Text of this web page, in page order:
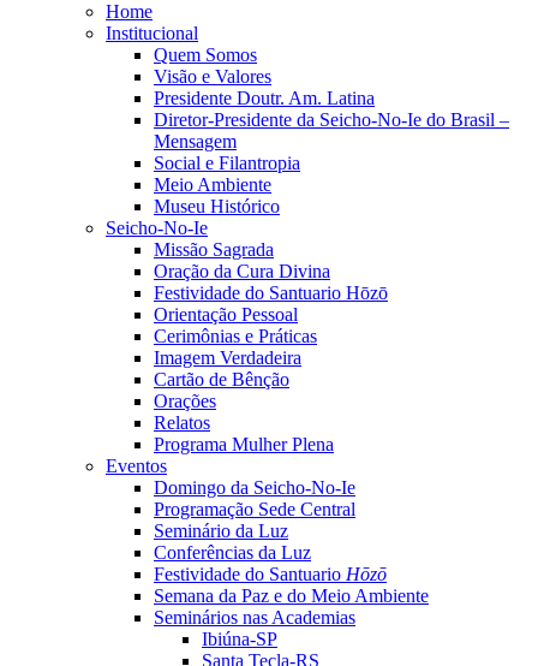
Home
Institucional
Quem Somos
Visão e Valores
Presidente Doutr. Am. Latina
Diretor-Presidente da Seicho-No-Ie do Brasil –
Mensagem
Social e Filantropia
Meio Ambiente
Museu Histórico
Seicho-No-Ie
Missão Sagrada
Oração da Cura Divina
Festividade do Santuario Hōzō
Orientação Pessoal
Cerimônias e Práticas
Imagem Verdadeira
Cartão de Bênção
Orações
Relatos
Programa Mulher Plena
Eventos
Domingo da Seicho-No-Ie
Programação Sede Central
Seminário da Luz
Conferências da Luz
Festividade do Santuario Hōzō
Semana da Paz e do Meio Ambiente
Seminários nas Academias
Ibiúna-SP
Santa Tecla-RS